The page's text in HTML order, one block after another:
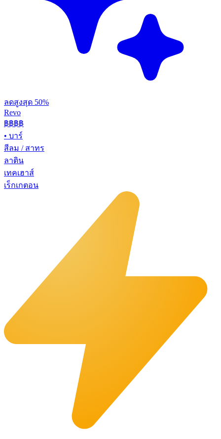
ลดสูงสุด 50%
Revo
฿฿฿฿
• บาร์
สีลม / สาทร
ลาติน
เทคเฮาส์
เร็กเกตอน